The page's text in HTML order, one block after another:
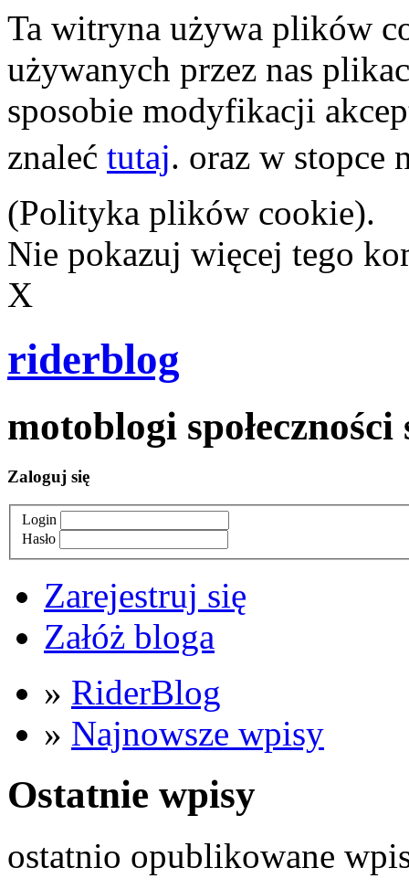
Ta witryna używa plików
używanych przez nas
sposobie modyfikacji
znaleć tutaj. oraz w stopce
(Polityka plików cookie).
Nie pokazuj więcej tego
X
riderblog
motoblogi
Zaloguj się
Login
Hasło
Zarejestruj się
Załóż bloga
» RiderBlog
» Najnowsze wpisy
Ostatnie wpisy
ostatnio opublikowane